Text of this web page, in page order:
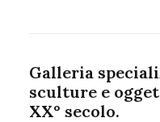
Galleria
sculture e
XX° secolo.